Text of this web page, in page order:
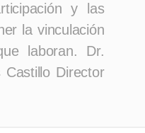
y las
la vinculación
laboran. Dr.
Castillo Director